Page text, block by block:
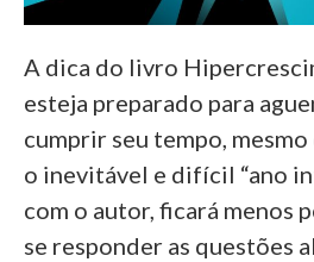
A dica do livro
esteja preparado para
cumprir seu tempo,
o inevitável e difícil “ano
com o autor, ficará menos
se responder as questões